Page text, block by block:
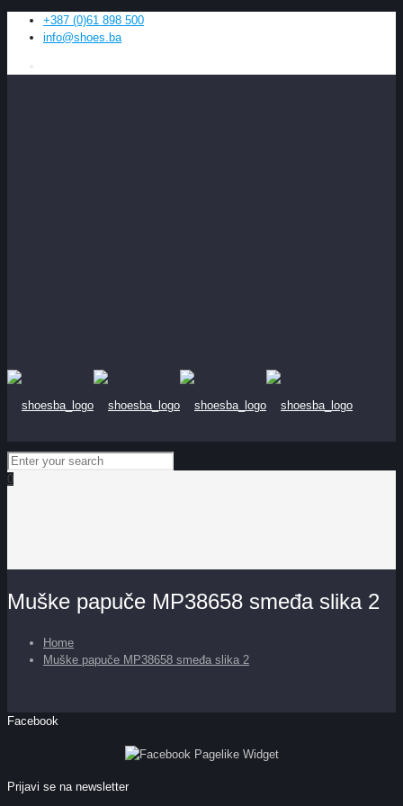
+387 (0)61 898 500
info@shoes.ba
0
Muške papuče MP38658 smeđa slika 2
Home
Muške papuče MP38658 smeđa slika 2
Facebook
Prijavi se na newsletter